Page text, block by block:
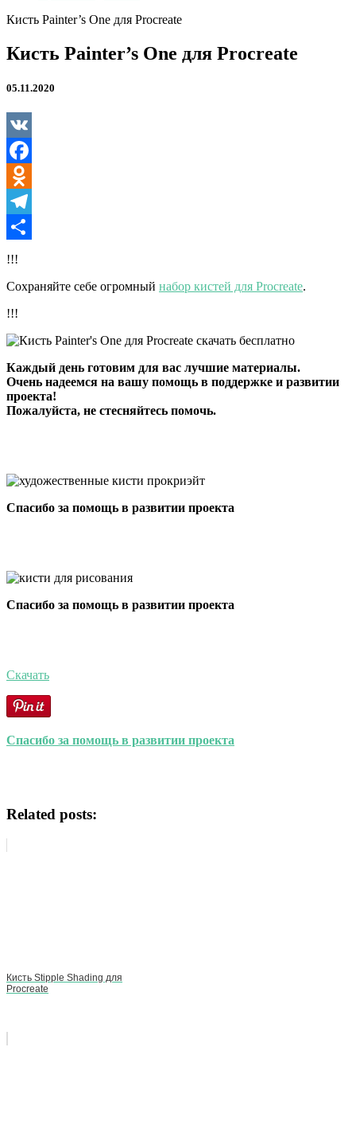
Кисть Painter’s One для Procreate
Кисть Painter’s One для Procreate
05.11.2020
VK
Facebook
Odnoklassniki
Telegram
Отправить
!!!
Сохраняйте себе огромный набор кистей для Procreate.
!!!
Каждый день готовим для вас лучшие материалы.
Очень надеемся на вашу помощь в поддержке и развитии
проекта!
Пожалуйста, не стесняйтесь помочь.
Спасибо за помощь в развитии проекта
Спасибо за помощь в развитии проекта
Скачать
Спасибо за помощь в развитии проекта
Related posts:
Кисть Stipple Shading для
Procreate